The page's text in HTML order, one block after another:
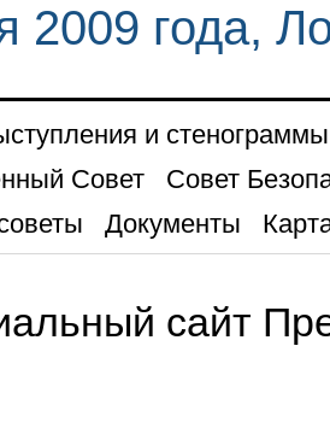
2009 года,
и стенограммы
Совет
Совет
Документы
сайт